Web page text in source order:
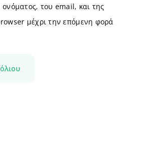
του email, και της
μέχρι την επόμενη φορά